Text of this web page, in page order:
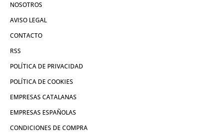
NOSOTROS
AVISO LEGAL
CONTACTO
RSS
POLÍTICA DE PRIVACIDAD
POLÍTICA DE COOKIES
EMPRESAS CATALANAS
EMPRESAS ESPAÑOLAS
CONDICIONES DE COMPRA